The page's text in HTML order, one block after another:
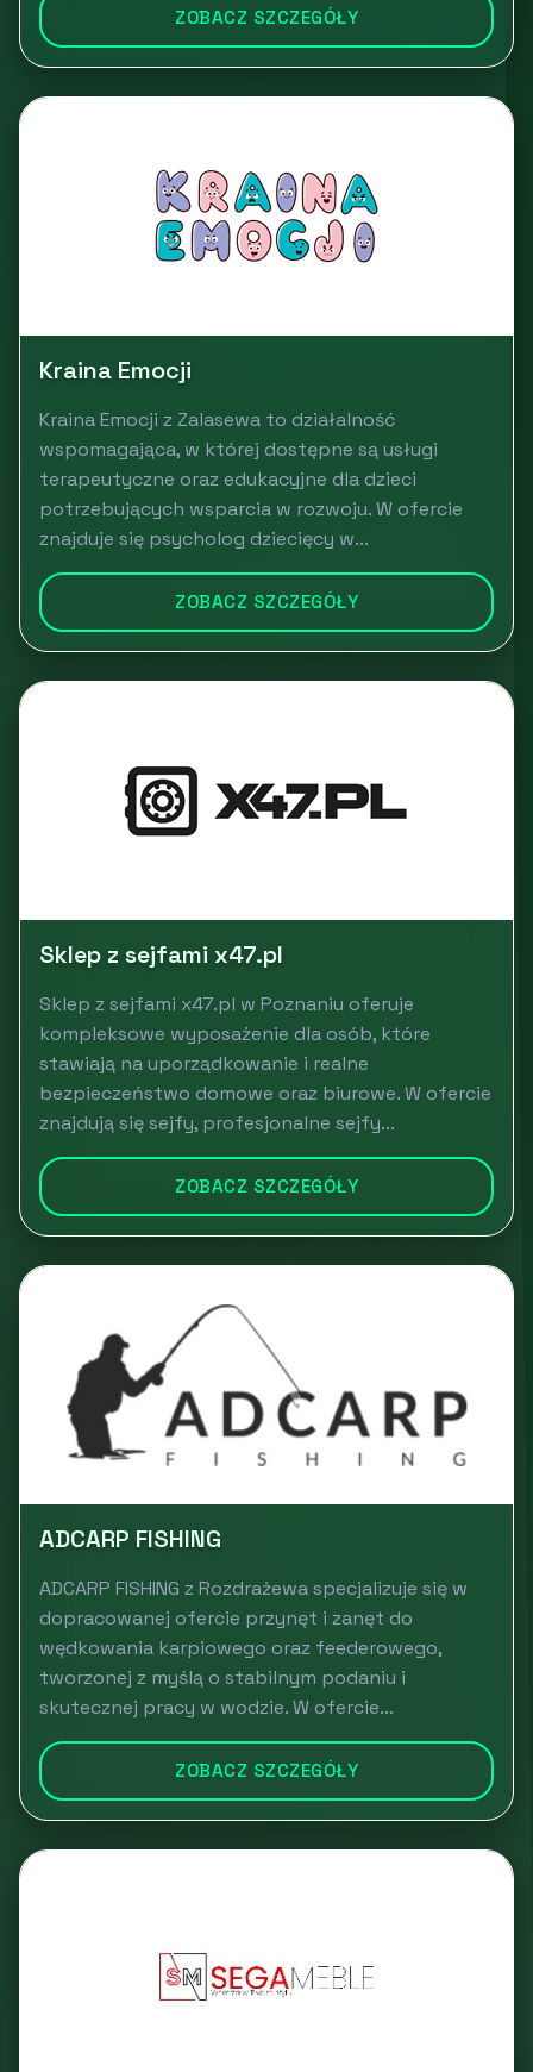
ZOBACZ SZCZEGÓŁY
Kraina Emocji
Kraina Emocji z Zalasewa to działalność
wspomagająca, w której dostępne są usługi
terapeutyczne oraz edukacyjne dla dzieci
potrzebujących wsparcia w rozwoju. W ofercie
znajduje się psycholog dziecięcy w...
ZOBACZ SZCZEGÓŁY
Sklep z sejfami x47.pl
Sklep z sejfami x47.pl w Poznaniu oferuje
kompleksowe wyposażenie dla osób, które
stawiają na uporządkowanie i realne
bezpieczeństwo domowe oraz biurowe. W ofercie
znajdują się sejfy, profesjonalne sejfy...
ZOBACZ SZCZEGÓŁY
ADCARP FISHING
ADCARP FISHING z Rozdrażewa specjalizuje się w
dopracowanej ofercie przynęt i zanęt do
wędkowania karpiowego oraz feederowego,
tworzonej z myślą o stabilnym podaniu i
skutecznej pracy w wodzie. W ofercie...
ZOBACZ SZCZEGÓŁY